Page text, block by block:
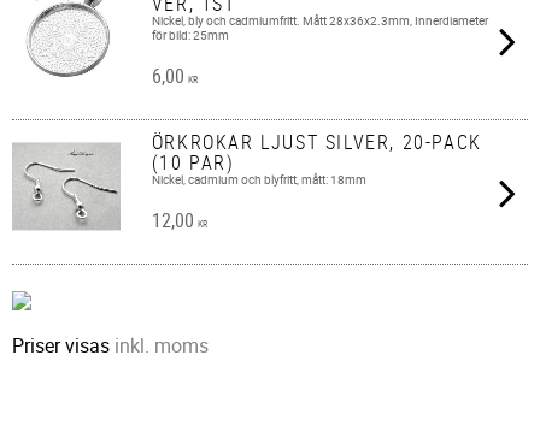
Nickel, bly och cadmiumfritt. Mått 28x36x2.3mm, Innerdiameter
för bild: 25mm
6,00 KR
ÖRKROKAR LJUST SILVER, 20-PACK
(10 PAR)
Nickel, cadmium och blyfritt, mått: 18mm
12,00 KR
Priser visas inkl. moms